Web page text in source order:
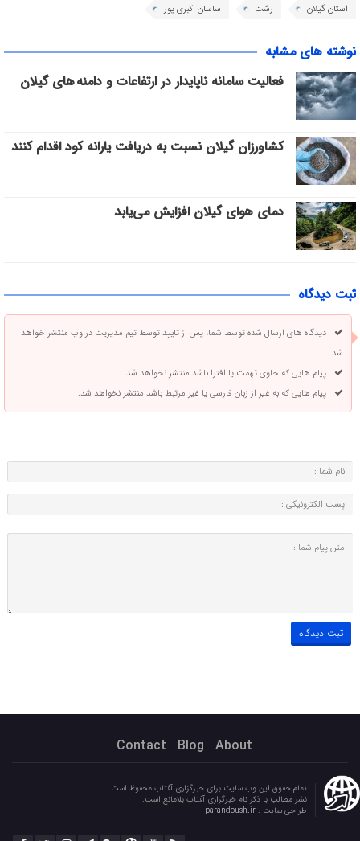
استان گیلان رشت ساسان اکبری پور
نوشته های مشابه
فعالیت سامانه ناپایدار در ارتفاعات و دامنه های گیلان
کشاورزان گیلان نسبت به دریافت یارانه کود اقدام کنند
دمای هوای گیلان افزایش می‌یابد
ثبت دیدگاه
دیدگاه های ارسال شده توسط شما، پس از تایید توسط تیم مدیریت در وب منتشر خواهد
شد.
پیام هایی که حاوی تهمت یا افترا باشد منتشر نخواهد شد.
پیام هایی که به غیر از زبان فارسی یا غیر مرتبط باشد منتشر نخواهد شد.
About
Blog
Contact
تمام حقوق این وب سایت برای خبرگزاری آفتاب محفوظ است.
نشر مطالب با ذکر نام خبرگزاری آفتاب بلامانع است.
طراحی سایت :